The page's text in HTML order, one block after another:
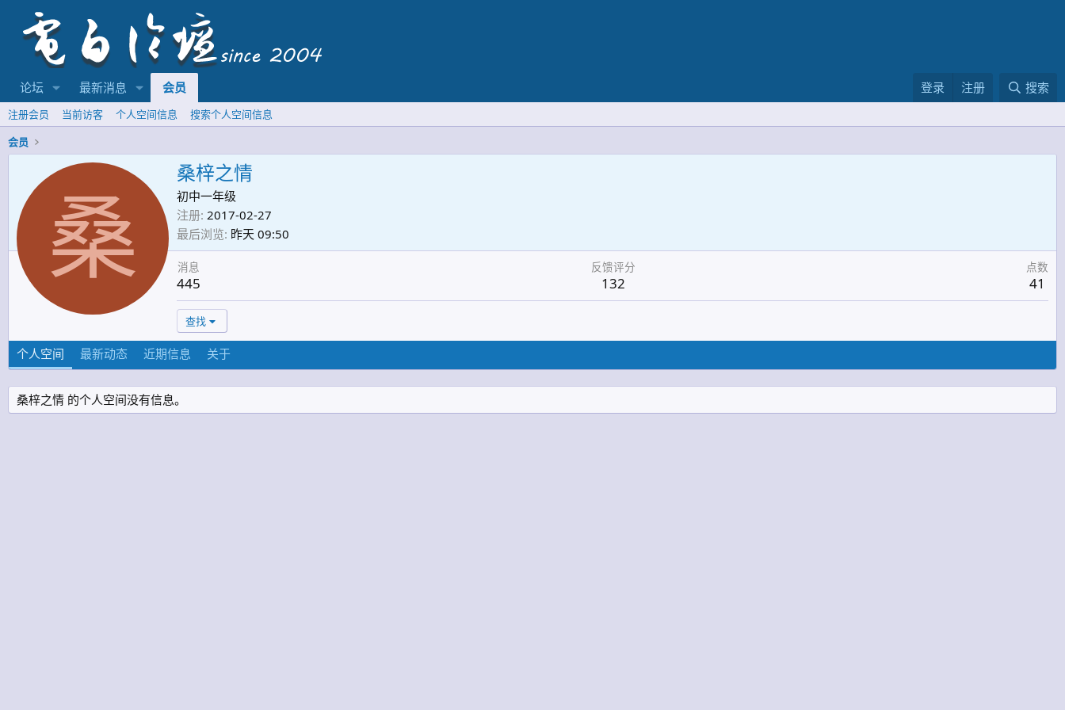
论坛 最新消息 会员 登录 注册 搜索
注册会员 当前访客 个人空间信息
搜索个人空间信息
会员
桑
桑梓之情
初中一年级
注册 2017-02-27
最后浏览 昨天 09:50
消息
445
反馈评分
132
点数
41
查找
个人空间 最新动态 近期信息 关于
桑梓之情 的个人空间没有信息。